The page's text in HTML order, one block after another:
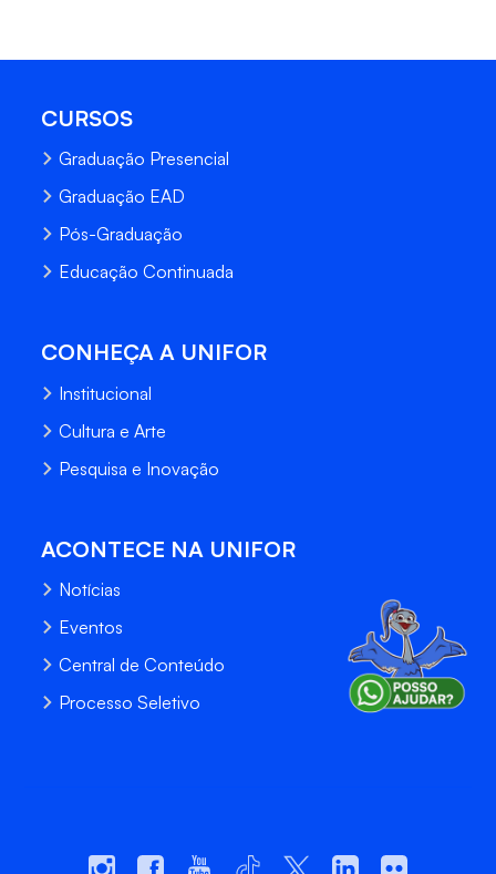
CURSOS
Graduação Presencial
Graduação EAD
Pós-Graduação
Educação Continuada
CONHEÇA A UNIFOR
Institucional
Cultura e Arte
Pesquisa e Inovação
ACONTECE NA UNIFOR
Notícias
Eventos
Central de Conteúdo
Processo Seletivo